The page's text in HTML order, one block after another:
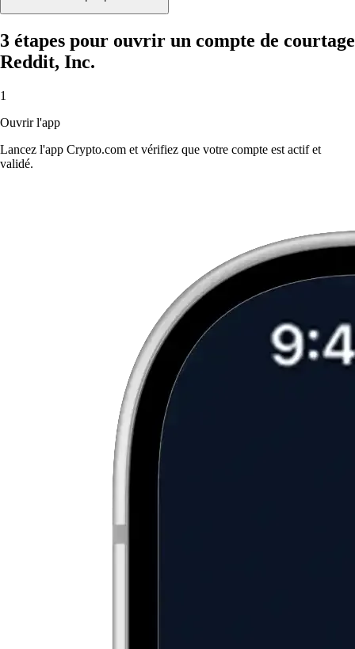
3 étapes pour ouvrir un compte de courtage
Reddit, Inc.
1
Ouvrir l'app
Lancez l'app Crypto.com et vérifiez que votre compte est actif et
validé.